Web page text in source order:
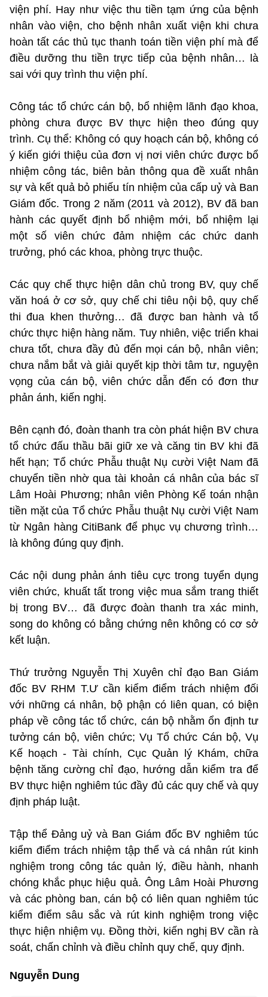
viện phí. Hay như việc thu tiền tạm ứng của bệnh
nhân vào viện, cho bệnh nhân xuất viện khi chưa
hoàn tất các thủ tục thanh toán tiền viện phí mà để
điều dưỡng thu tiền trực tiếp của bệnh nhân… là
sai với quy trình thu viện phí.
Công tác tổ chức cán bộ, bổ nhiệm lãnh đạo khoa,
phòng chưa được BV thực hiện theo đúng quy
trình. Cụ thể: Không có quy hoạch cán bộ, không có
ý kiến giới thiệu của đơn vị nơi viên chức được bổ
nhiệm công tác, biên bản thông qua đề xuất nhân
sự và kết quả bỏ phiếu tín nhiệm của cấp uỷ và Ban
Giám đốc. Trong 2 năm (2011 và 2012), BV đã ban
hành các quyết định bổ nhiệm mới, bổ nhiệm lại
một số viên chức đảm nhiệm các chức danh
trưởng, phó các khoa, phòng trực thuộc.
Các quy chế thực hiện dân chủ trong BV, quy chế
văn hoá ở cơ sở, quy chế chi tiêu nội bộ, quy chế
thi đua khen thưởng… đã được ban hành và tổ
chức thực hiện hàng năm. Tuy nhiên, việc triển khai
chưa tốt, chưa đầy đủ đến mọi cán bộ, nhân viên;
chưa nắm bắt và giải quyết kịp thời tâm tư, nguyện
vọng của cán bộ, viên chức dẫn đến có đơn thư
phản ánh, kiến nghị.
Bên cạnh đó, đoàn thanh tra còn phát hiện BV chưa
tổ chức đấu thầu bãi giữ xe và căng tin BV khi đã
hết hạn; Tổ chức Phẫu thuật Nụ cười Việt Nam đã
chuyển tiền nhờ qua tài khoản cá nhân của bác sĩ
Lâm Hoài Phương; nhân viên Phòng Kế toán nhận
tiền mặt của Tổ chức Phẫu thuật Nụ cười Việt Nam
từ Ngân hàng CitiBank để phục vụ chương trình…
là không đúng quy định.
Các nội dung phản ánh tiêu cực trong tuyển dụng
viên chức, khuất tất trong việc mua sắm trang thiết
bị trong BV… đã được đoàn thanh tra xác minh,
song do không có bằng chứng nên không có cơ sở
kết luận.
Thứ trưởng Nguyễn Thị Xuyên chỉ đạo Ban Giám
đốc BV RHM T.Ư cần kiểm điểm trách nhiệm đối
với những cá nhân, bộ phận có liên quan, có biện
pháp về công tác tổ chức, cán bộ nhằm ổn định tư
tưởng cán bộ, viên chức; Vụ Tổ chức Cán bộ, Vụ
Kế hoạch - Tài chính, Cục Quản lý Khám, chữa
bệnh tăng cường chỉ đạo, hướng dẫn kiểm tra để
BV thực hiện nghiêm túc đầy đủ các quy chế và quy
định pháp luật.
Tập thể Đảng uỷ và Ban Giám đốc BV nghiêm túc
kiểm điểm trách nhiệm tập thể và cá nhân rút kinh
nghiệm trong công tác quản lý, điều hành, nhanh
chóng khắc phục hiệu quả. Ông Lâm Hoài Phương
và các phòng ban, cán bộ có liên quan nghiêm túc
kiểm điểm sâu sắc và rút kinh nghiệm trong việc
thực hiện nhiệm vụ. Đồng thời, kiến nghị BV cần rà
soát, chấn chỉnh và điều chỉnh quy chế, quy định.
Nguyễn Dung